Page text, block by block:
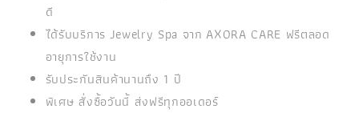
ดี
ได้รับบริการ Jewelry Spa จาก AXORA CARE ฟรีตลอด
อายุการใช้งาน
รับประกันสินค้านานถึง 1 ปี
พิเศษ สั่งซื้อวันนี้ ส่งฟรีทุกออเดอร์